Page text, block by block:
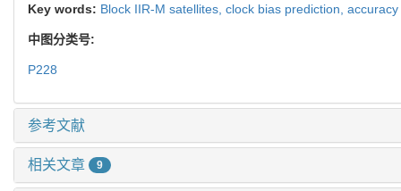
Key words: Block IIR-M satellites, clock bias prediction,
中图分类号:
P228
参考文献
相关文章 9